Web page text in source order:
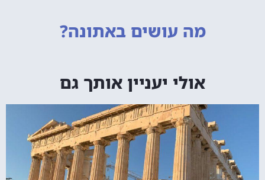
מה עושים באתונה?
אולי יעניין אותך גם